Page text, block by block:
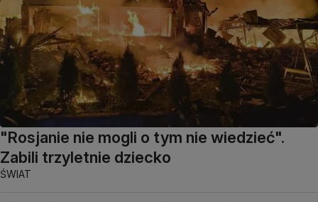
"Rosjanie nie mogli o tym nie wiedzieć".
Zabili trzyletnie dziecko
ŚWIAT